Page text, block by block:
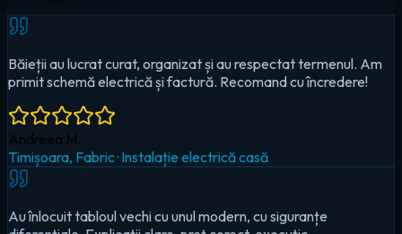
Au înlocuit tabloul vechi cu unul modern, cu siguranțe
diferențiale. Explicații clare, preț corect, execuție
Mihai P.
Dumbrăvița